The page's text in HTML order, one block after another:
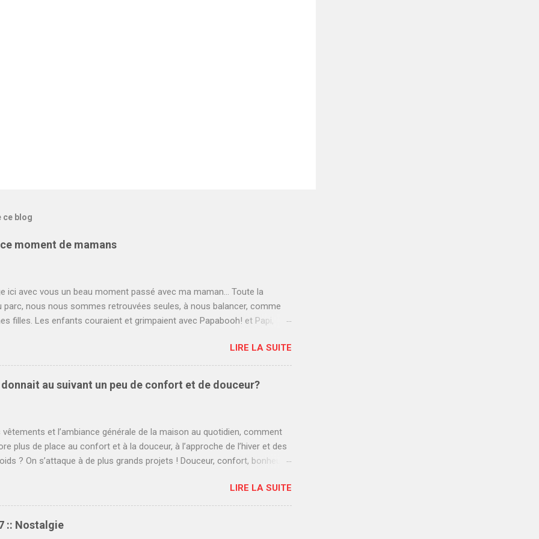
ce blog
moment de mamans
ici avec vous un beau moment passé avec ma maman... Toute la
parc, nous nous sommes retrouvées seules, à nous balancer, comme
filles. Les enfants couraient et grimpaient avec Papabooh! et Papi,
le sable, les cheveux dans le vent. Ce fut un moment magique, une
nos vies débordées, remplies de confidences et de douceur. Vieillir
du bien à toutes les deux, nous rapproche, guérit nos blessures et nous
une relation de plus en plaisante et authentique. Merci vendredi,
LIRE LA SUITE
au suivant un peu de confort et de douceur?
vêtements et l’ambiance générale de la maison au quotidien, comment
plus de place au confort et à la douceur, à l’approche de l’hiver et des
? On s’attaque à de plus grands projets ! Douceur, confort, bonheur.
maison, une pièce à la fois, en lavant toute la literie, on ajoute une douce
dans chaque lit, de nouveaux coussins en fausse fourrure ou en
ainsi que des jetés au salon, on augmente la température de la salle
y place des serviettes plus grandes et épaisses, des tapis plus chauds,
LIRE LA SUITE
:: Nostalgie